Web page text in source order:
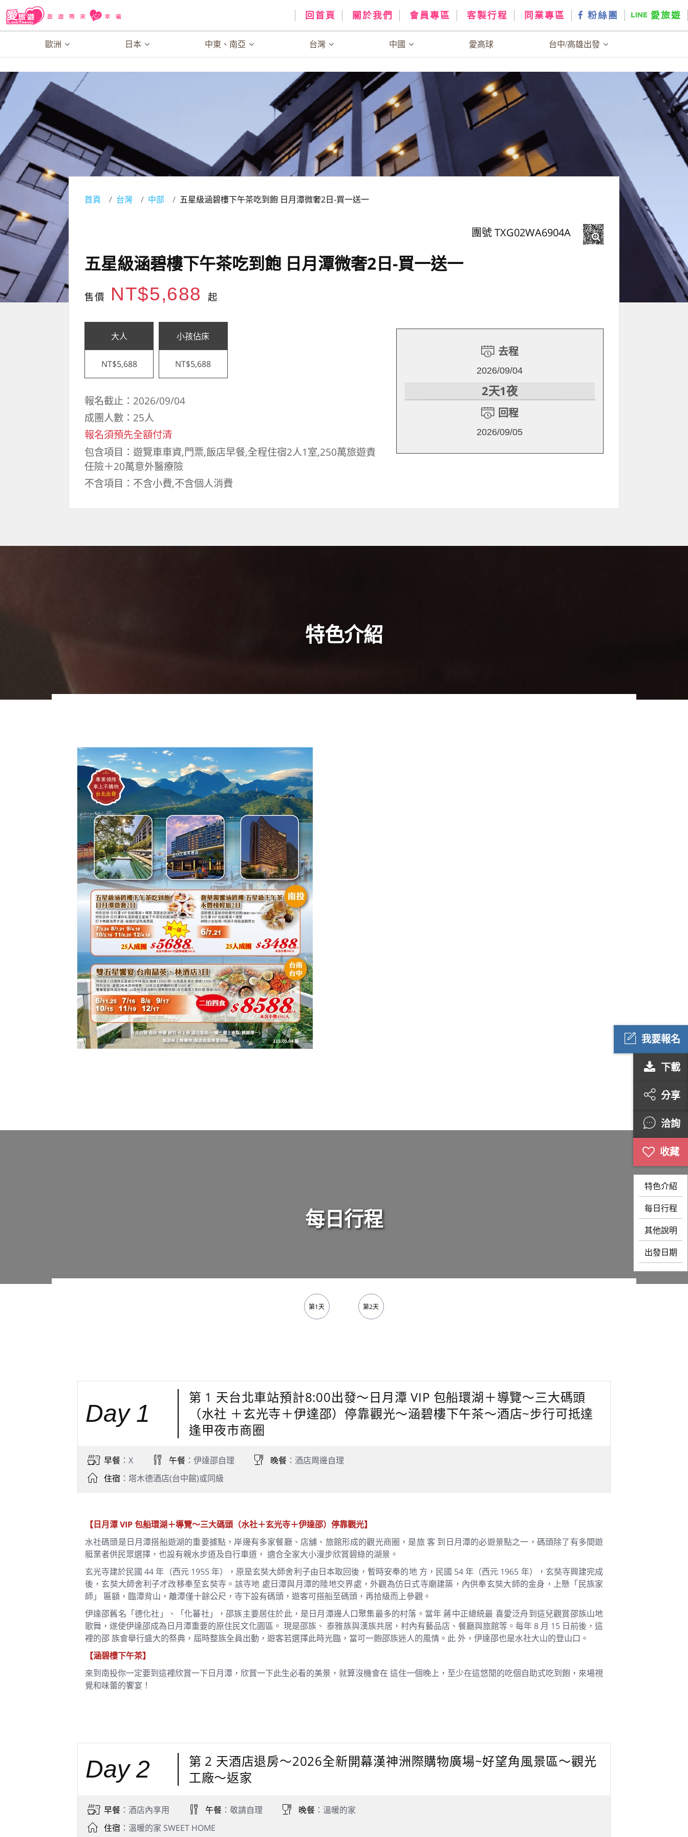
回首頁 關於我們 會員專區 客製行程 同業專區 粉絲團 愛旅遊
歐洲 日本 中東、南亞 台灣 中國 愛高球 台中/高雄出發
我要報名
下載
分享
洽詢
特色介紹
每日行程
其他說明
出發日期
首頁 台灣 中部 五星級涵碧樓下午茶吃到飽 日月潭微奢2日-買一送一
團號 TXG02WA6904A
五星級涵碧樓下午茶吃到飽 日月潭微奢2日-買一送一
售價 NT$5,688 起
大人
NT$5,688
小孩佔床
NT$5,688
報名截止：2026/09/04
成團人數：25人
報名須預先全額付清
包含項目：遊覽車車資,門票,飯店早餐,全程住宿2人1室,250萬旅遊責
任險＋20萬意外醫療險
不含項目：不含小費,不含個人消費
去程
2026/09/04
2天1夜
回程
2026/09/05
特色介紹
每日行程
第1天 第2天
Day 1
第 1 天台北車站預計8:00出發～日月潭 VIP 包船環湖＋導覽～三大碼頭
（水社 ＋玄光寺＋伊達邵）停靠觀光～涵碧樓下午茶～酒店~步行可抵達
逢甲夜市商圈
早餐：X 午餐：伊達邵自理 晚餐：酒店周邊自理
住宿 ：塔木德酒店(台中館)或同級
【日月潭 VIP 包船環湖＋導覽～三大碼頭（水社＋玄光寺＋伊達邵）停靠觀光】
水社碼頭是日月潭搭船遊湖的重要據點，岸邊有多家餐廳、店舖、旅館形成的觀光商圈，是旅 客 到日月潭的必遊景點之一，碼頭除了有多間遊
艇業者供民眾選擇，也設有親水步道及自行車道， 適合全家大小漫步欣賞碧綠的湖景。
玄光寺建於民國 44 年（西元 1955 年），原是玄奘大師舍利子由日本取回後，暫時安奉的地 方，民國 54 年（西元 1965 年），玄奘寺興建完成
後，玄奘大師舍利子才改移奉至玄奘寺。該寺地 處日潭與月潭的陸地交界處，外觀為仿日式寺廟建築，內供奉玄奘大師的金身，上懸「民族家
師」 匾額，臨潭背山，離潭僅十餘公尺，寺下設有碼頭，遊客可搭船至碼頭，再拾級而上參觀。
伊達邵舊名「德化社」、「化蕃社」，邵族主要居住於此，是日月潭邊人口聚集最多的村落。當年 蔣中正總統最 喜愛泛舟到這兒觀賞邵族山地
歌舞，遂使伊達邵成為日月潭重要的原住民文化園區。 現是邵族、 泰雅族與漢族共居，村內有藝品店、餐廳與旅館等。每年 8 月 15 日前後，這
裡的邵 族會舉行盛大的祭典，屆時整族全員出動，遊客若選擇此時光臨，當可一飽邵族迷人的風情。此 外，伊達邵也是水社大山的登山口。
【涵碧樓下午茶】
來到南投你一定要到這裡欣賞一下日月潭，欣賞一下此生必看的美景，就算沒機會在 這住一個晚上，至少在這悠閒的吃個自助式吃到飽，來場視
覺和味蕾的饗宴！
Day 2
第 2 天酒店退房～2026全新開幕漢神洲際購物廣場~好望角風景區～觀光
工廠～返家
早餐：酒店內享用 午餐：敬請自理 晚餐：溫暖的家
住宿 ：溫暖的家 SWEET HOME